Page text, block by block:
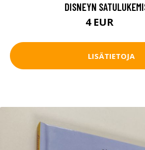
DISNEYN
4 EUR
LISÄTIETOJA